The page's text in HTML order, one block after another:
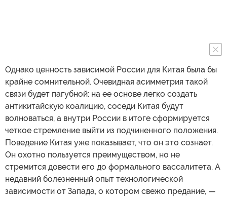
Однако ценность зависимой России для Китая была бы
крайне сомнительной. Очевидная асимметрия такой
связи будет пагубной: на ее основе легко создать
антикитайскую коалицию, соседи Китая будут
волноваться, а внутри России в итоге сформируется
четкое стремление выйти из подчиненного положения.
Поведение Китая уже показывает, что он это сознает.
Он охотно пользуется преимуществом, но не
стремится довести его до формального вассалитета. А
недавний болезненный опыт технологической
зависимости от Запада, о котором свежо предание, —